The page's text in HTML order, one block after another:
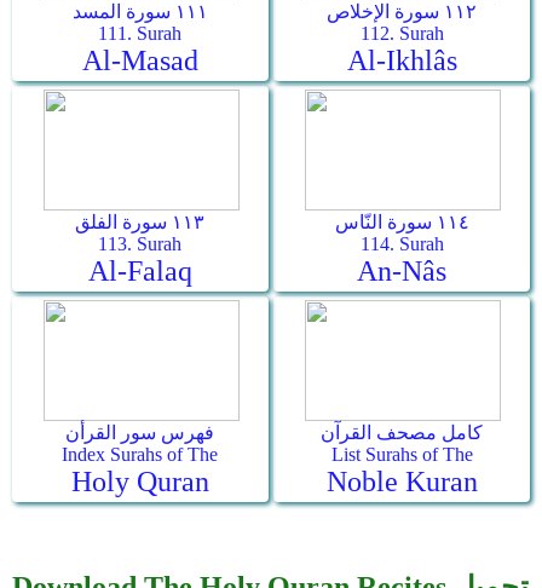
١١١ سورة المسد
111. Surah
Al-Masad
١١٢ سورة الإخلاص
112. Surah
Al-Ikhlâs
١١٣ سورة الفلق
113. Surah
Al-Falaq
١١٤ سورة النّاس
114. Surah
An-Nâs
فهرس سور القرأن
Index Surahs of The
Holy Quran
كامل مصحف القرآن
List Surahs of The
Noble Kuran